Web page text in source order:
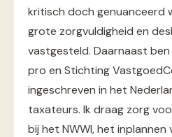
kritisch doch genuanceerd
grote zorgvuldigheid en
vastgesteld. Daarnaast
pro en Stichting
ingeschreven in het
taxateurs. Ik draag zorg
bij het NWWI, het inplannen